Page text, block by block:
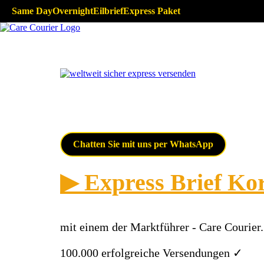
Same DayOvernightEilbriefExpress Paket
Chatten Sie mit uns per WhatsApp
▶ Express Brief
mit einem der Marktführer - Care
100.000 erfolgreiche Versendungen ✓